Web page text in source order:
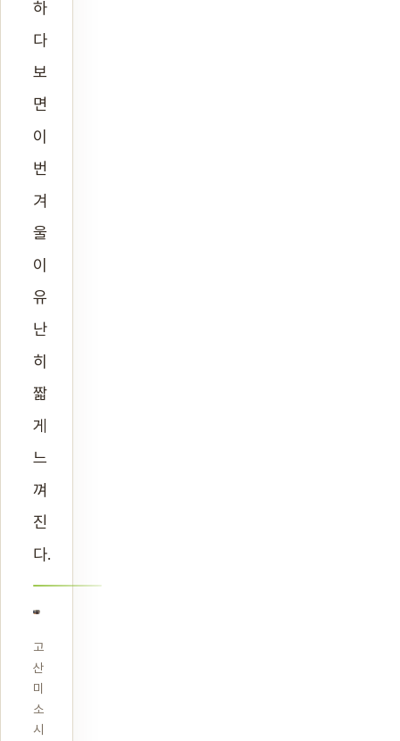
하
다
보
면
이
번
겨
울
이
유
난
히
짧
게
느
껴
진
다.
고
산
미
소
시